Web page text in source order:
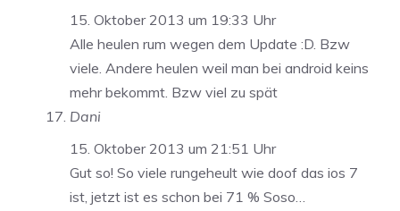
15. Oktober 2013 um 19:33 Uhr
Alle heulen rum wegen dem Update :D. Bzw
viele. Andere heulen weil man bei android keins
mehr bekommt. Bzw viel zu spät
Dani
15. Oktober 2013 um 21:51 Uhr
Gut so! So viele rungeheult wie doof das ios 7
ist, jetzt ist es schon bei 71 % Soso…